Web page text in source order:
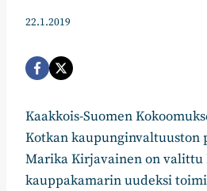
22.1.2019
Kaakkois-Suomen
Kotkan kaupunginvaltuuston
Marika Kirjavainen on valittu
kauppakamarin uudeksi